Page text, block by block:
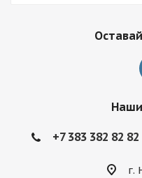
+7 383 382 82 82
г.